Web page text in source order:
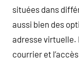
situées dans
aussi bien des
adresse virtuelle.
courrier et